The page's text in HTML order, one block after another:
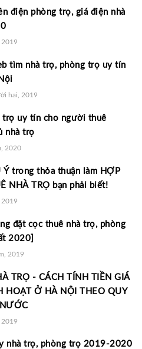
điện phòng trọ, giá điện nhà
tìm nhà trọ, phòng trọ uy tín
hai, 2019
trọ uy tín cho người thuê
nhà trọ
2020
Ý trong thỏa thuận làm HỢP
NHÀ TRỌ bạn phải biết!
đặt cọc thuê nhà trọ, phòng
2020]
2019
TRỌ - CÁCH TÍNH TIỀN GIÁ
HOẠT Ở HÀ NỘI THEO QUY
nhà trọ, phòng trọ 2019-2020